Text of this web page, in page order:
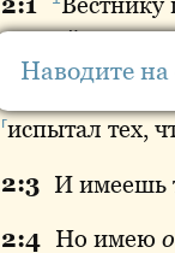
правой руке,
гиспытал тех,
2:3 И имеешь
2:4 Но имею
Наводите